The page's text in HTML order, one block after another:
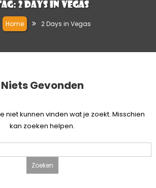
2 Days in Vegas
Home 2 Days in Vegas
Niets Gevonden
niet kunnen vinden wat je zoekt. Misschien
kan zoeken helpen.